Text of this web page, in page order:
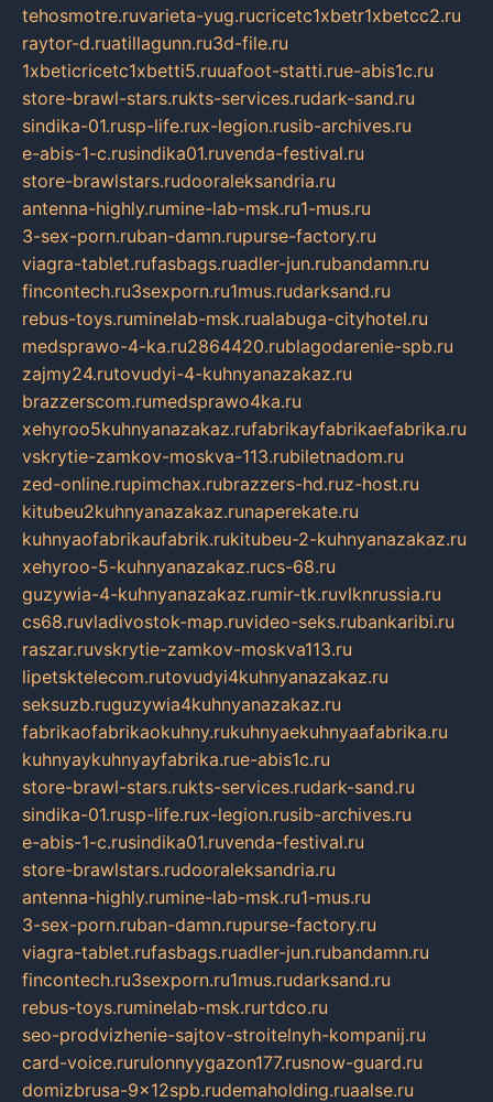
tehosmotre.ruvarieta-yug.rucricetc1xbetr1xbetcc2.ru
raytor-d.ruatillagunn.ru3d-file.ru
1xbeticricetc1xbetti5.ruuafoot-statti.rue-abis1c.ru
store-brawl-stars.rukts-services.rudark-sand.ru
sindika-01.rusp-life.rux-legion.rusib-archives.ru
e-abis-1-c.rusindika01.ruvenda-festival.ru
store-brawlstars.rudooraleksandria.ru
antenna-highly.rumine-lab-msk.ru1-mus.ru
3-sex-porn.ruban-damn.rupurse-factory.ru
viagra-tablet.rufasbags.ruadler-jun.rubandamn.ru
fincontech.ru3sexporn.ru1mus.rudarksand.ru
rebus-toys.ruminelab-msk.rualabuga-cityhotel.ru
medsprawo-4-ka.ru2864420.rublagodarenie-spb.ru
zajmy24.rutovudyi-4-kuhnyanazakaz.ru
brazzerscom.rumedsprawo4ka.ru
xehyroo5kuhnyanazakaz.rufabrikayfabrikaefabrika.ru
vskrytie-zamkov-moskva-113.rubiletnadom.ru
zed-online.rupimchax.rubrazzers-hd.ruz-host.ru
kitubeu2kuhnyanazakaz.runaperekate.ru
kuhnyaofabrikaufabrik.rukitubeu-2-kuhnyanazakaz.ru
xehyroo-5-kuhnyanazakaz.rucs-68.ru
guzywia-4-kuhnyanazakaz.rumir-tk.ruvlknrussia.ru
cs68.ruvladivostok-map.ruvideo-seks.rubankaribi.ru
raszar.ruvskrytie-zamkov-moskva113.ru
lipetsktelecom.rutovudyi4kuhnyanazakaz.ru
seksuzb.ruguzywia4kuhnyanazakaz.ru
fabrikaofabrikaokuhny.rukuhnyaekuhnyaafabrika.ru
kuhnyaykuhnyayfabrika.rue-abis1c.ru
store-brawl-stars.rukts-services.rudark-sand.ru
sindika-01.rusp-life.rux-legion.rusib-archives.ru
e-abis-1-c.rusindika01.ruvenda-festival.ru
store-brawlstars.rudooraleksandria.ru
antenna-highly.rumine-lab-msk.ru1-mus.ru
3-sex-porn.ruban-damn.rupurse-factory.ru
viagra-tablet.rufasbags.ruadler-jun.rubandamn.ru
fincontech.ru3sexporn.ru1mus.rudarksand.ru
rebus-toys.ruminelab-msk.rurtdco.ru
seo-prodvizhenie-sajtov-stroitelnyh-kompanij.ru
card-voice.rurulonnyygazon177.rusnow-guard.ru
domizbrusa-9x12spb.rudemaholding.ruaalse.ru